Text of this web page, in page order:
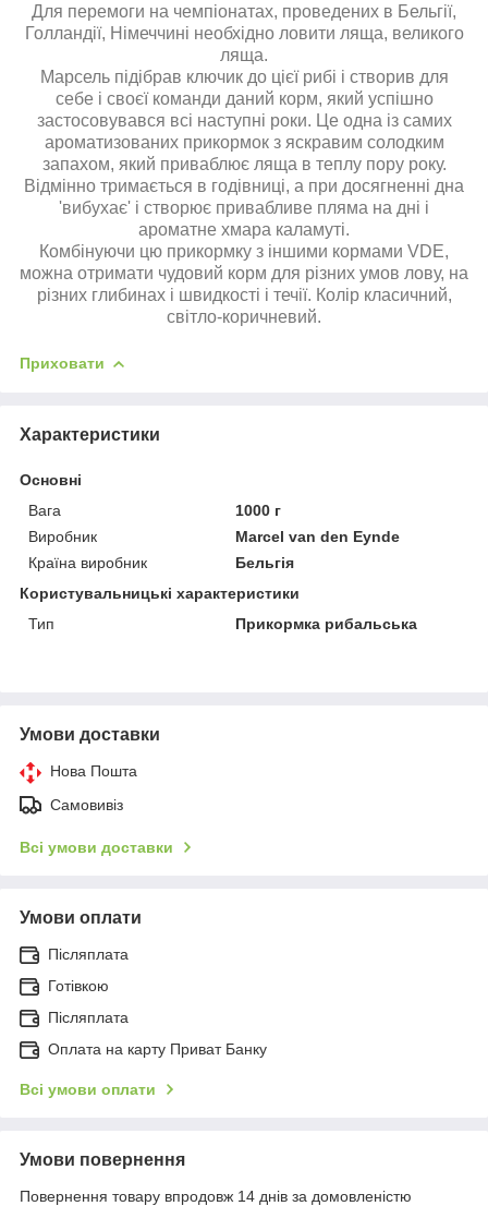
Для перемоги на чемпіонатах, проведених в Бельгії,
Голландії, Німеччині необхідно ловити ляща, великого
ляща.
Марсель підібрав ключик до цієї рибі і створив для
себе і своєї команди даний корм, який успішно
застосовувався всі наступні роки. Це одна із самих
ароматизованих прикормок з яскравим солодким
запахом, який приваблює ляща в теплу пору року.
Відмінно тримається в годівниці, а при досягненні дна
'вибухає' і створює привабливе пляма на дні і
ароматне хмара каламуті.
Комбінуючи цю прикормку з іншими кормами VDE,
можна отримати чудовий корм для різних умов лову, на
різних глибинах і швидкості і течії. Колір класичний,
світло-коричневий.
Приховати
Характеристики
Основні
Вага
1000 г
Виробник
Marcel van den Eynde
Країна виробник
Бельгія
Користувальницькі характеристики
Тип
Прикормка рибальська
Умови доставки
Нова Пошта
Самовивіз
Всі умови доставки
Умови оплати
Післяплата
Готівкою
Післяплата
Оплата на карту Приват Банку
Всі умови оплати
Умови повернення
Повернення товару впродовж 14 днів за домовленістю